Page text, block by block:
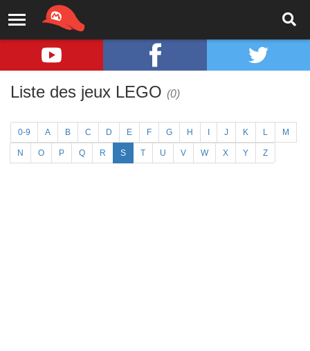
Liste des jeux LEGO (0)
0-9 A B C D E F G H J K L M
N O P Q R S T U V W X Y Z